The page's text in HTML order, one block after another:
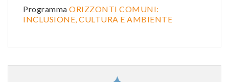
Programma ORIZZONTI COMUNI:
INCLUSIONE, CULTURA E AMBIENTE